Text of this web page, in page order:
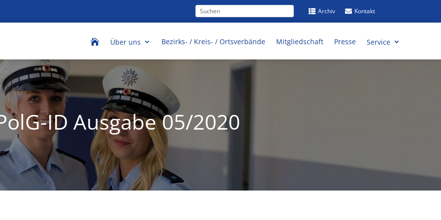
 Kontakt
 Archiv
 Über uns Bezirks- / Kreis- / Ortsverbände Mitgliedschaft Presse Service
ID Ausgabe 05/2020